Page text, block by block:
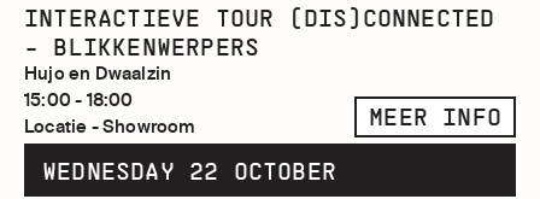
INTERACTIEVE TOUR (DIS)CONNECTED
- BLIKKENWERPERS
Hujo en Dwaalzin
15:00 - 18:00
Locatie - Showroom
MEER INFO
WEDNESDAY 22 OCTOBER